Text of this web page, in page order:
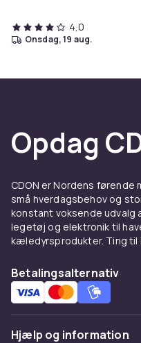
4,0
onsdag, 19 aug.
Opdag
CDON er Nordens førende
små hverdagsbehov og
konstant voksende udvalg
legetøj og elektronik til
kæledyrsprodukter. Ting til
Betalingsalternativ
Hjælp og information